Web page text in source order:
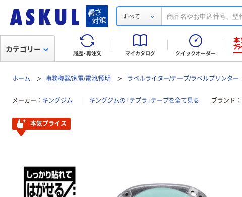
すべて
履歴・再注文 マイカタログ クイックオーダー
カテゴリー
ホーム 事務機器/家電/電池/照明 ラベルライター/テープ/ラベルプリンター
メーカー キングジム キングジムの「テプラ」テープを全て見る ブランド
本気プライス